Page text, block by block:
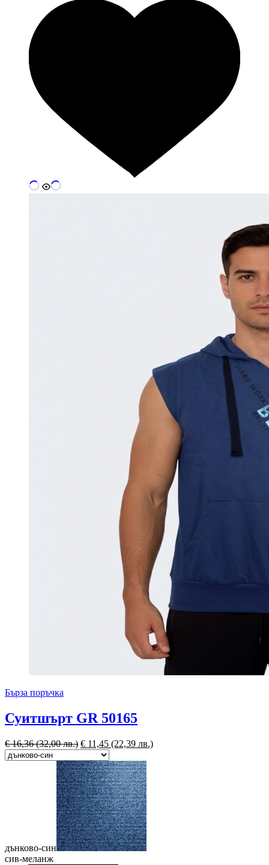
Бърза поръчка
Суитшърт GR 50165
€16,36(32,00 лв.) € 11,45 (22,39 лв.)
дънково-син
сив-меланж